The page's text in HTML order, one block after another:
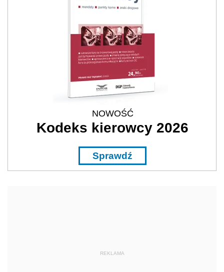
NOWOŚĆ
Kodeks kierowcy 2026
Sprawdź
REKLAMA